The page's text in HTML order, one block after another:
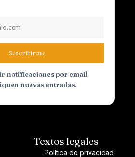
Suscribirme
notificaciones por email
nuevas entradas.
Textos legales
Política de privacidad